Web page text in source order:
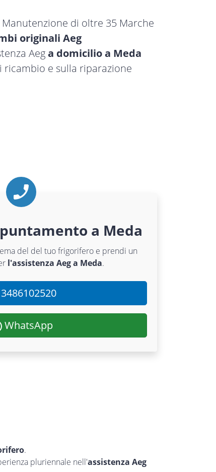
Manutenzione di oltre 35 Marche
originali Aeg
Aega domicilio a Meda
ricambio e sulla riparazione
a Meda
del del tuo frigorifero e prendi un
l'assistenza Aeg a Meda.
3486102520
WhatsApp
.
pluriennale nell'assistenza Aeg